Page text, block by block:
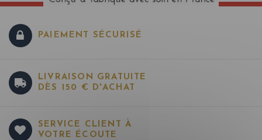
PAIEMENT SÉCURISÉ
LIVRAISON GRATUITE
DÈS 150 € D'ACHAT
SERVICE CLIENT À
VOTRE ÉCOUTE